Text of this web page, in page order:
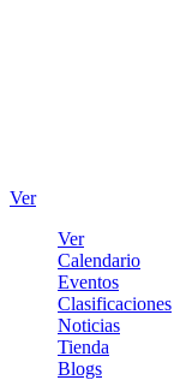
Ver
Ver
Calendario
Eventos
Clasificaciones
Noticias
Tienda
Blogs